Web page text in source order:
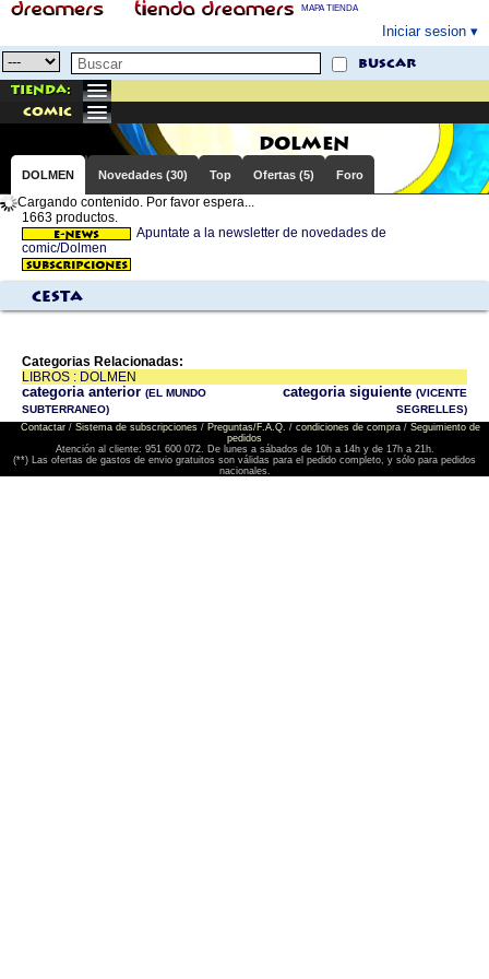
MAPA TIENDA
Iniciar sesion
buscar
Tienda:
comic
DOLMEN
DOLMEN Novedades (30) Top Ofertas (5) Foro
Cargando contenido. Por favor espera...
1663 productos.
Apuntate a la newsletter de novedades de
comic/Dolmen
Cesta
Categorias Relacionadas:
LIBROS : DOLMEN
categoria anterior (EL MUNDO
SUBTERRANEO)
categoria siguiente (VICENTE
SEGRELLES)
Contactar/ Sistema de subscripciones/ Preguntas/F.A.Q. / condiciones de compra/ Seguimiento de
pedidos
Atención al cliente: 951 600 072. De lunes a sábados de 10h a 14h y de 17h a 21h.
(**) Las ofertas de gastos de envio gratuitos son válidas para el pedido completo, y sólo para pedidos
nacionales.